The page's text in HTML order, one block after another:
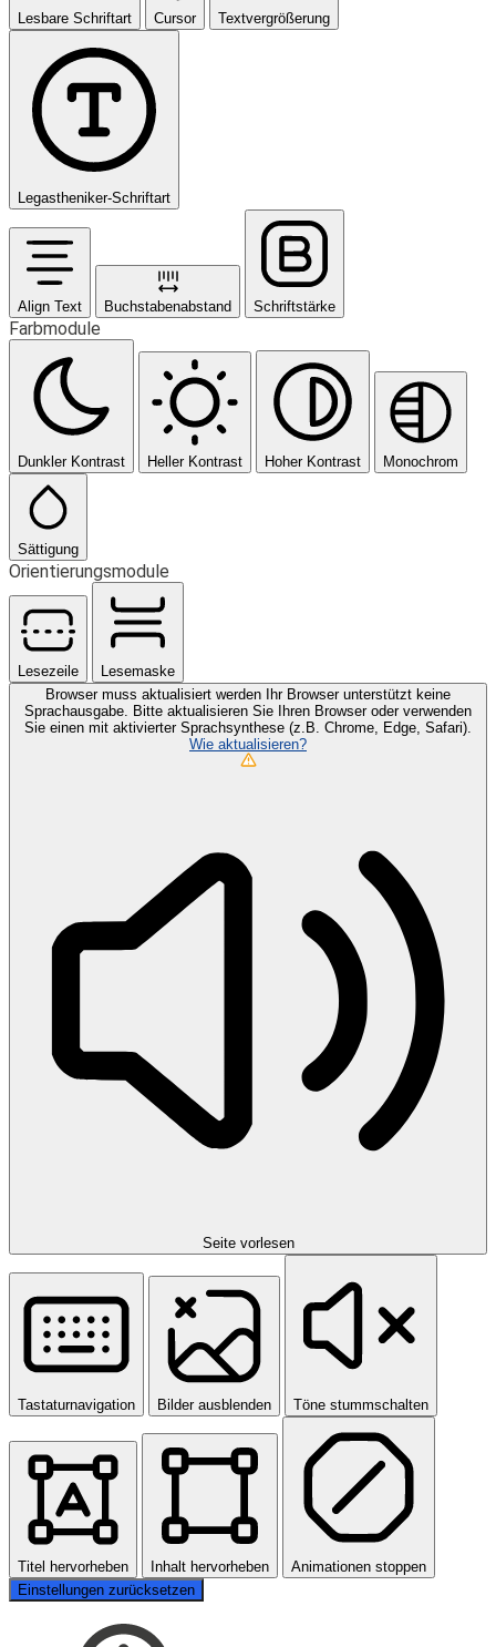
Lesbare Schriftart Cursor Textvergrößerung
Legastheniker-Schriftart
Align Text Buchstabenabstand Schriftstärke
Farbmodule
Dunkler Kontrast Heller Kontrast Hoher Kontrast Monochrom
Sättigung
Orientierungsmodule
Lesezeile
Lesemaske
Browser muss aktualisiert werden
Ihr Browser unterstützt keine
Sprachausgabe. Bitte aktualisieren Sie Ihren Browser oder verwenden
Sie einen mit aktivierter Sprachsynthese (z.B. Chrome, Edge, Safari).
Wie aktualisieren?
Seite vorlesen
Tastaturnavigation Bilder ausblenden Töne stummschalten
Titel hervorheben Inhalt hervorheben
Animationen stoppen
Einstellungen zurücksetzen